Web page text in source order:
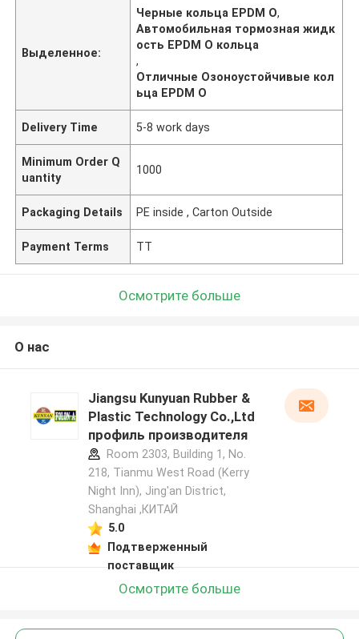
Выделенное:
Черные кольца EPDM O,
Автомобильная тормозная жидк
ость EPDM O кольца
,
Отличные Озоноустойчивые кол
ьца EPDM O
Delivery Time 5-8 work days
Minimum Order Q
uantity
1000
Packaging Details PE inside , Carton Outside
Payment Terms TT
Осмотрите больше
О нас
Jiangsu Kunyuan Rubber &
Plastic Technology Co.,Ltd
профиль производителя
Room 2303, Building 1, No.
218, Tianmu West Road (Kerry
Night Inn), Jing'an District,
Shanghai ,КИТАЙ
5.0
Подтверженный
поставщик
Осмотрите больше